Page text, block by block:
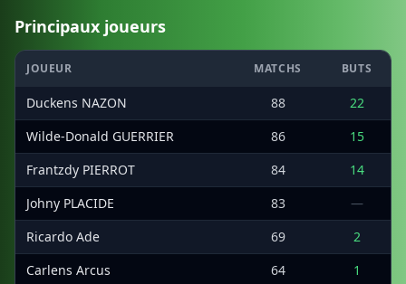
Principaux joueurs
JOUEUR MATCHS BUTS
Duckens NAZON 88
22
Wilde-Donald GUERRIER
86
15
Frantzdy PIERROT
84
14
Johny PLACIDE
83
—
Ricardo Ade
69
2
Carlens Arcus
64
1